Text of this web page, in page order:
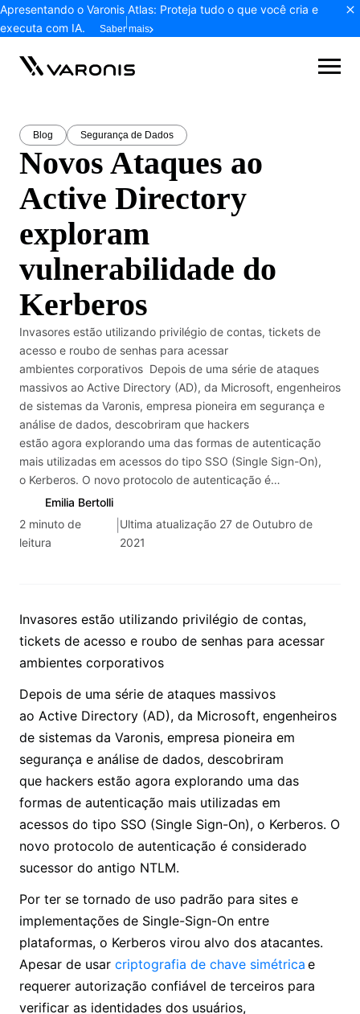
Apresentando o Varonis Atlas: Proteja tudo o que você cria e
executa com IA.
Saber mais
Blog Segurança de Dados
Novos Ataques ao
Active Directory
exploram
vulnerabilidade do
Kerberos
Invasores estão utilizando privilégio de contas, tickets de
acesso e roubo de senhas para acessar
ambientes corporativos Depois de uma série de ataques
massivos ao Active Directory (AD), da Microsoft, engenheiros
de sistemas da Varonis, empresa pioneira em segurança e
análise de dados, descobriram que hackers
estão agora explorando uma das formas de autenticação
mais utilizadas em acessos do tipo SSO (Single Sign-On),
o Kerberos. O novo protocolo de autenticação é…
Emilia Bertolli
2 minuto de
leitura
Ultima atualização 27 de Outubro de
2021
Invasores estão utilizando privilégio de contas,
tickets de acesso e roubo de senhas para acessar
ambientes corporativos
Depois de uma série de ataques massivos
ao Active Directory (AD), da Microsoft, engenheiros
de sistemas da Varonis, empresa pioneira em
segurança e análise de dados, descobriram
que hackers estão agora explorando uma das
formas de autenticação mais utilizadas em
acessos do tipo SSO (Single Sign-On), o Kerberos. O
novo protocolo de autenticação é considerado
sucessor do antigo NTLM.
Por ter se tornado de uso padrão para sites e
implementações de Single-Sign-On entre
plataformas, o Kerberos virou alvo dos atacantes.
Apesar de usar criptografia de chave simétrica e
requerer autorização confiável de terceiros para
verificar as identidades dos usuários,